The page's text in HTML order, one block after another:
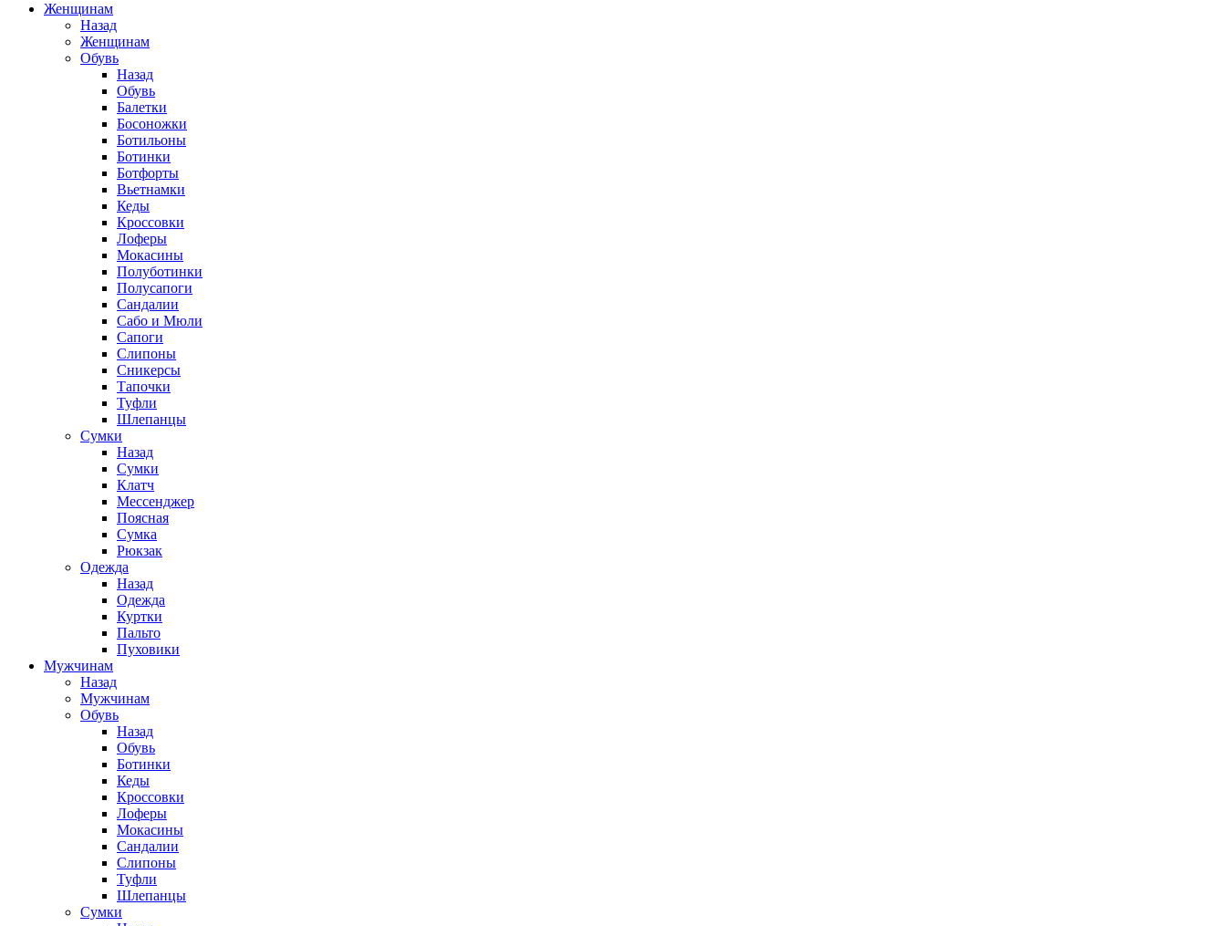
Женщинам
Назад
Женщинам
Обувь
Назад
Обувь
Балетки
Босоножки
Ботильоны
Ботинки
Ботфорты
Вьетнамки
Кеды
Кроссовки
Лоферы
Мокасины
Полуботинки
Полусапоги
Сандалии
Сабо и Мюли
Сапоги
Слипоны
Сникерсы
Тапочки
Туфли
Шлепанцы
Cумки
Назад
Cумки
Клатч
Мессенджер
Поясная
Сумка
Рюкзак
Одежда
Назад
Одежда
Куртки
Пальто
Пуховики
Мужчинам
Назад
Мужчинам
Обувь
Назад
Обувь
Ботинки
Кеды
Кроссовки
Лоферы
Мокасины
Сандалии
Слипоны
Туфли
Шлепанцы
Сумки